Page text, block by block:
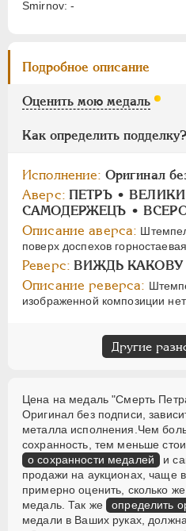
Smirnov: -
Подробное описание
Оценить мою медаль
Как определить подделку?
Исполнение: Оригинал
Аверс: ПЕТРЪ •
САМОДЕРЖЕЦЪ •
Описание аверса:
поверх доспехов
Реверс: ВИЖДЬ КАКОВУ
Описание реверса:
изображенной композиции
Другие
Цена на медаль "Смерть
Оригинал без подписи,
металла исполнения.Чем
сохранность, тем меньше
о сохранности медалей и
продажи на аукционах, чаще
примерно оценить, сколько
медаль. Так же определить
медали в Ваших руках,
АЛЕКСАНДР II
СЕРИИ МЕДАЛЕЙ 1600-